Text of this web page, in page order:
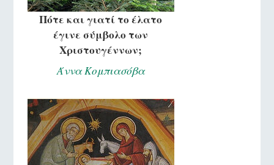
Πότε και γιατί το έλατο
έγινε σύμβολο των
Χριστουγέννων;
Άννα Κομπιασόβα